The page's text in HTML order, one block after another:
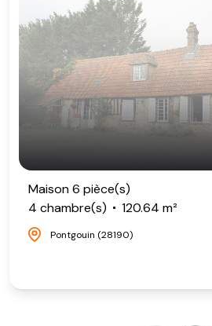
Maison 6 pièce(s)
4 chambre(s)
120.64 m²
Pontgouin (28190)